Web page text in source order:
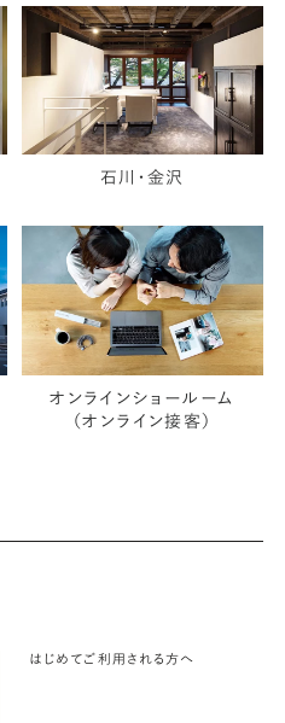
石川・金沢
オンラインショールーム
（オンライン接客）
はじめてご利用される方へ